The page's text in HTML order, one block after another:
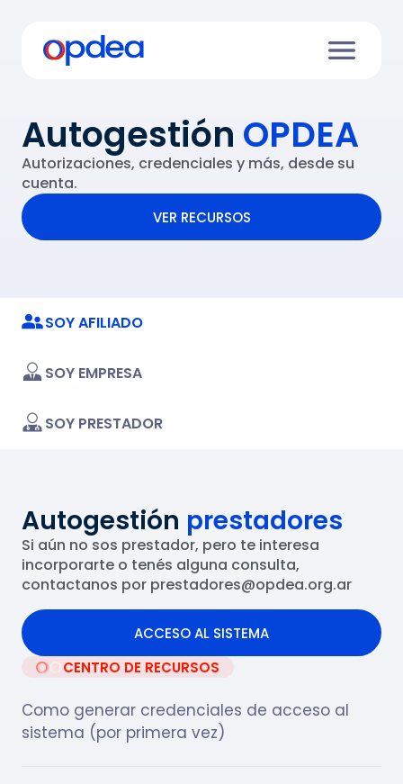
Autogestión OPDEA
Autorizaciones, credenciales y más, desde su
cuenta.
VER RECURSOS
SOY AFILIADO
SOY EMPRESA
SOY PRESTADOR
Autogestión prestadores
Si aún no sos prestador, pero te interesa
incorporarte o tenés alguna consulta,
contactanos por prestadores@opdea.org.ar
ACCESO AL SISTEMA
CENTRO DE RECURSOS
Como generar credenciales de acceso al
sistema (por primera vez)